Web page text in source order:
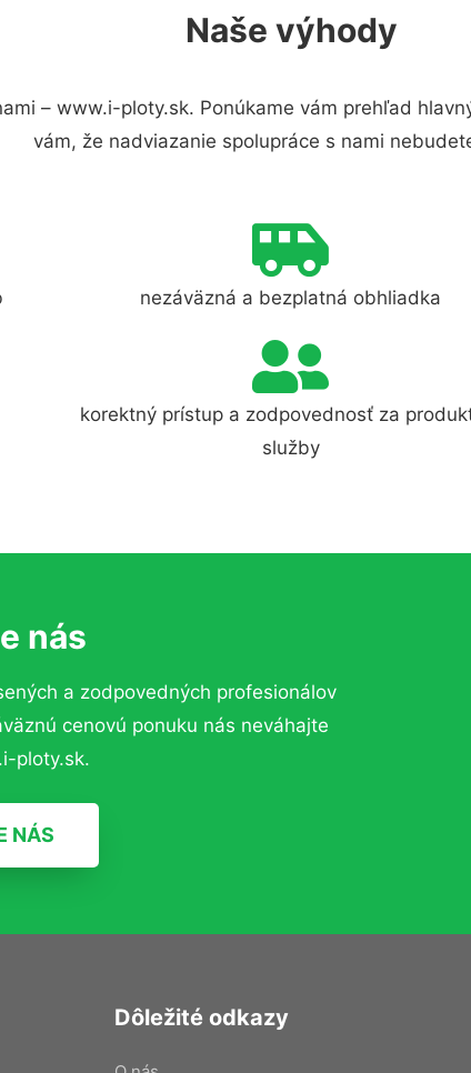
Naše výhody
– www.i-ploty.sk. Ponúkame vám prehľad
vám, že nadviazanie spolupráce s nami
nezáväzná a bezplatná obhliadka
korektný prístup a zodpovednosť za
služby
nás
a zodpovedných profesionálov
cenovú ponuku nás neváhajte
ploty.sk.
NÁS
Dôležité odkazy